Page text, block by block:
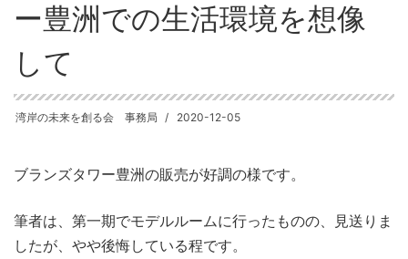
ー豊洲での生活環境を想像
して
湾岸の未来を創る会 事務局 2020-12-05
ブランズタワー豊洲の販売が好調の様です。
筆者は、第一期でモデルルームに行ったものの、見送りま
したが、やや後悔している程です。